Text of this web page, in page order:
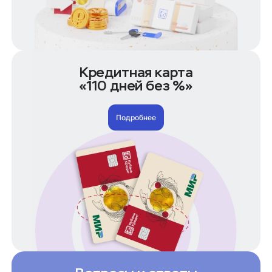
7 лет под залог
На долгий срок
Кредиты по сумме
50 000 рублей
100 000 рублей
150 000 рублей
200 000 рублей
300 000 рублей
400 000 рублей
500 000 рублей
600 000 рублей
700 000 рублей
1 000 000 рублей
1 500 000 рублей
Кредиты по условиям
Без справки 2-НДФЛ
Без отказа на карту
Кредитная карта
«110 дней без %»
Подробнее